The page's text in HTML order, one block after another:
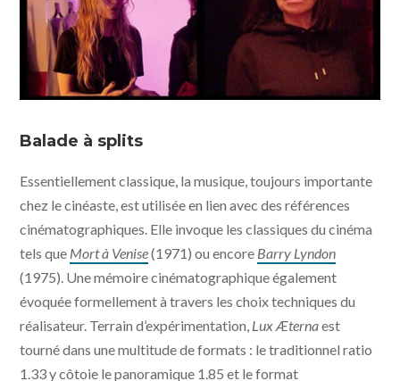
zone
Balade à splits
Essentiellement classique, la musique, toujours importante
chez le cinéaste, est utilisée en lien avec des références
cinématographiques. Elle invoque les classiques du cinéma
tels que Mort à Venise(1971) ou encore Barry Lyndon
(1975). Une mémoire cinématographique également
évoquée formellement à travers les choix techniques du
réalisateur. Terrain d’expérimentation, Lux Æternaest
tourné dans une multitude de formats : le traditionnel ratio
1.33 y côtoie le panoramique 1.85 et le format